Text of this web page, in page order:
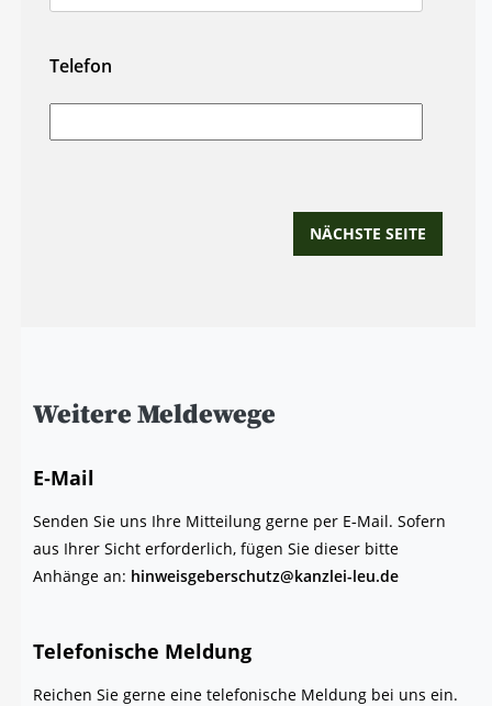
Telefon
NÄCHSTE SEITE
Wei­te­re Meldewege
E‑Mail
Sen­den Sie uns Ihre Mit­tei­lung ger­ne per E‑Mail. Sofern
aus Ihrer Sicht erfor­der­lich, fügen Sie die­ser bit­te
Anhän­ge an: hinweisgeberschutz@kanzlei-leu.de
Tele­fo­ni­sche Meldung
Rei­chen Sie ger­ne eine tele­fo­ni­sche Mel­dung bei uns ein.